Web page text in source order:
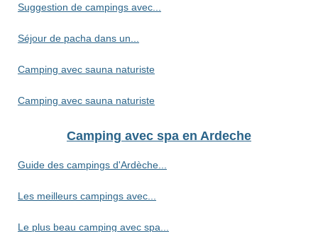
Suggestion de campings avec...
Séjour de pacha dans un...
Camping avec sauna naturiste
Camping avec sauna naturiste
Camping avec spa en Ardeche
Guide des campings d'Ardèche...
Les meilleurs campings avec...
Le plus beau camping avec spa...